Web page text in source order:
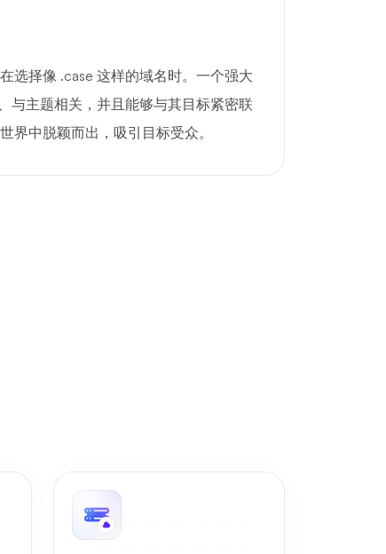
选择像 .case 这样的域名时。一个强大
与主题相关，并且能够与其目标紧密联
界中脱颖而出，吸引目标受众。